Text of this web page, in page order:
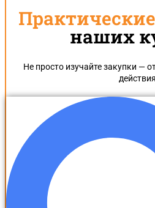
Практические
наших
Не просто изучайте закупки —
действия